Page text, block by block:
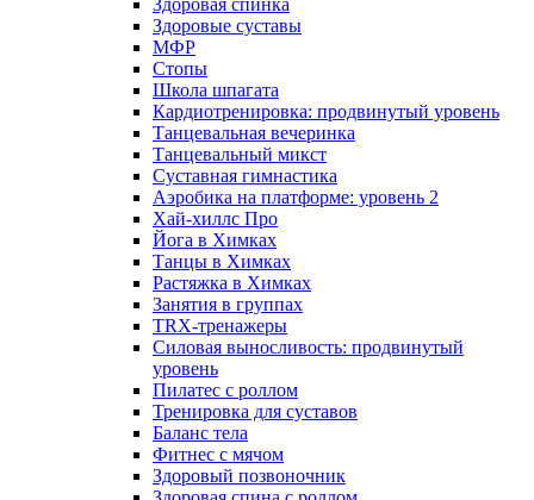
Здоровая спинка
Здоровые суставы
МФР
Стопы
Школа шпагата
Кардиотренировка: продвинутый уровень
Танцевальная вечеринка
Танцевальный микст
Суставная гимнастика
Аэробика на платформе: уровень 2
Хай-хиллс Про
Йога в Химках
Танцы в Химках
Растяжка в Химках
Занятия в группах
TRX-тренажеры
Силовая выносливость: продвинутый
уровень
Пилатес с роллом
Тренировка для суставов
Баланс тела
Фитнес с мячом
Здоровый позвоночник